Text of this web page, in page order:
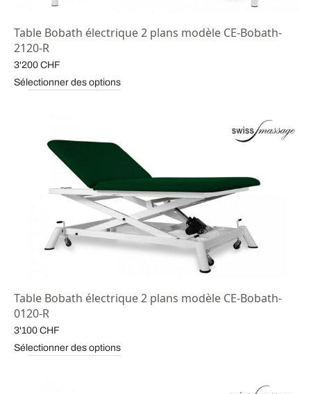
Table Bobath électrique 2 plans modèle CE-Bobath-
2120-R
3'200 CHF
Sélectionner des options
Table Bobath électrique 2 plans modèle CE-Bobath-
0120-R
3'100 CHF
Sélectionner des options